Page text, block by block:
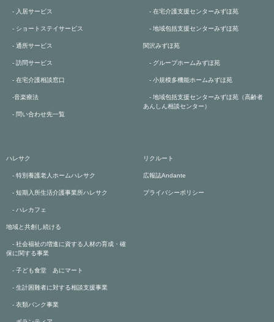
- 入居サービス
- ショートステイサービス
- 通所サービス
- 訪問サービス
- 在宅介護相談窓口
-音楽療法
- 問い合わせ先一覧
- 在宅介護支援センターみずほ苑
- 地域包括支援センターみずほ苑
関沢みずほ苑
- グループホームみずほ苑
- 小規模多機能ホームみずほ苑
- 地域包括支援センターみずほ苑（高齢者
あんしん相談センター）
ハレサク
- 特別養護老人ホームハレサク
- 短期入所生活介護事業所ハレサク
- ハレカフェ
地域と共創し続ける
- 社会福祉の増進に資する人材の育成・確
保に関する事業
- 子ども食堂 あにマート
- 生計困難者に対する相談支援事業
- 衣類バンク事業
リクルート
広報誌Andante
プライバシーポリシー